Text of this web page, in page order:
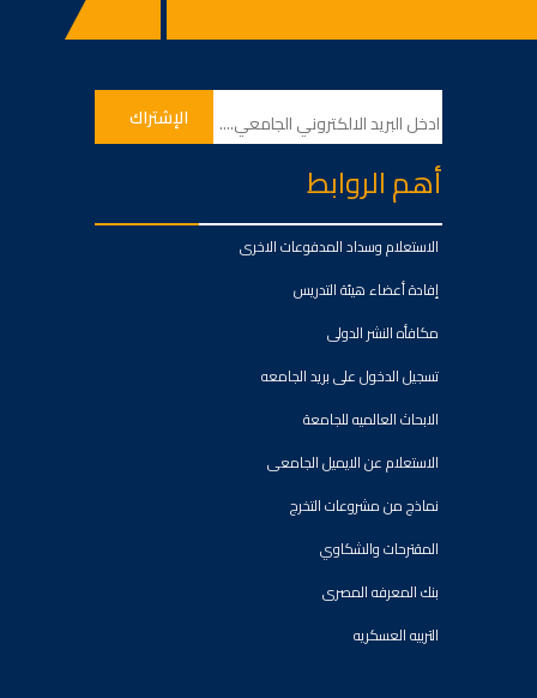
أهم الروابط
الاستعلام وسداد المدفوعات الاخرى
إفادة أعضاء هيئة التدريس
مكافأه النشر الدولى
تسجيل الدخول على بريد الجامعه
الابحاث العالميه للجامعة
الاستعلام عن الايميل الجامعى
نماذج من مشروعات التخرج
المقترحات والشكاوي
بنك المعرفه المصرى
التربيه العسكريه